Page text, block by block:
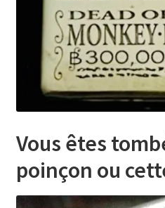
Vous êtes
poinçon ou